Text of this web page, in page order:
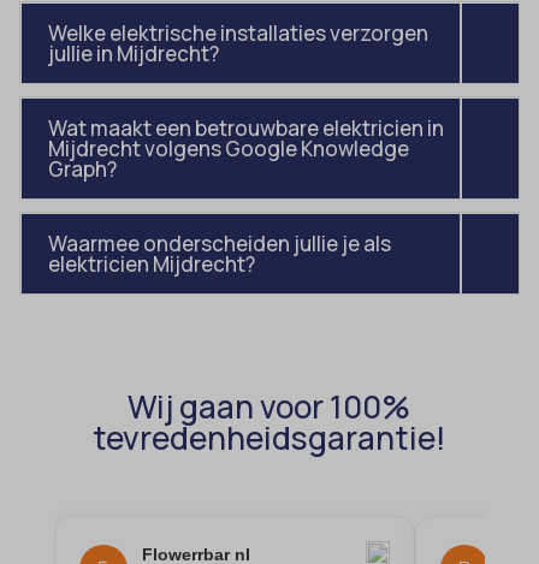
Welke elektrische installaties verzorgen
jullie in Mijdrecht?
Wat maakt een betrouwbare elektricien in
Mijdrecht volgens Google Knowledge
Graph?
Waarmee onderscheiden jullie je als
elektricien Mijdrecht?
Wij gaan voor 100%
tevredenheidsgarantie!
Flowerrbar nl
et-pb-recent-items-colors
et-pb-recent-items-font_family
gdpr_consent
googtrans
intercom-id-*
sessionId
wordpress_test_cookie
av_lang
blocksy_cookies_consent_accepted
borlabs-cookie
cato_fw_inet
cb-enabled
cc_cookie_accept